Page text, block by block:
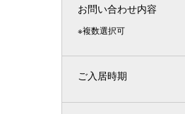
お問い合わせ内容
※複数選択可
ご入居時期